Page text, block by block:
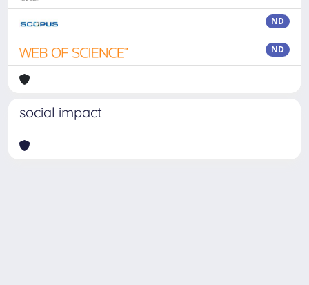
ND
ND
social impact